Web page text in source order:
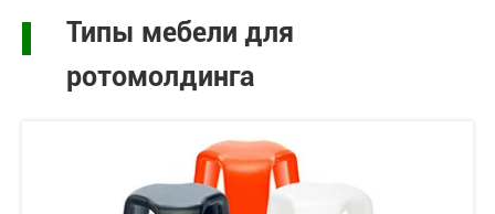
Типы мебели для
ротомолдинга